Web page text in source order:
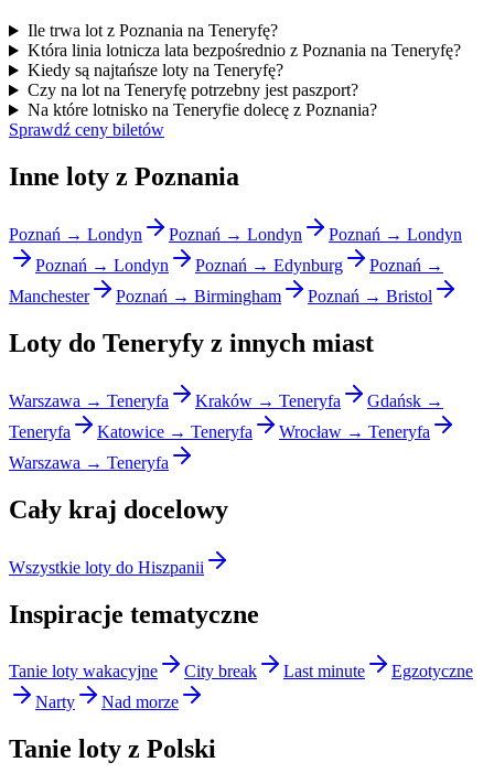
Ile trwa lot z Poznania na Teneryfę?
Która linia lotnicza lata bezpośrednio z Poznania na Teneryfę?
Kiedy są najtańsze loty na Teneryfę?
Czy na lot na Teneryfę potrzebny jest paszport?
Na które lotnisko na Teneryfie dolecę z Poznania?
Sprawdź ceny biletów
Inne loty z Poznania
Poznań → Londyn Poznań → Londyn
Poznań → Londyn
Poznań → Londyn
Poznań → Edynburg
Poznań →
Manchester
Poznań → Birmingham Poznań → Bristol
Loty do Teneryfy z innych miast
Warszawa → Teneryfa Kraków → Teneryfa
Gdańsk →
Teneryfa
Katowice → Teneryfa
Wrocław → Teneryfa
Warszawa → Teneryfa
Cały kraj docelowy
Wszystkie loty do Hiszpanii
Inspiracje tematyczne
Tanie loty wakacyjne City break Last minute
Egzotyczne
Narty
Nad morze
Tanie loty z Polski